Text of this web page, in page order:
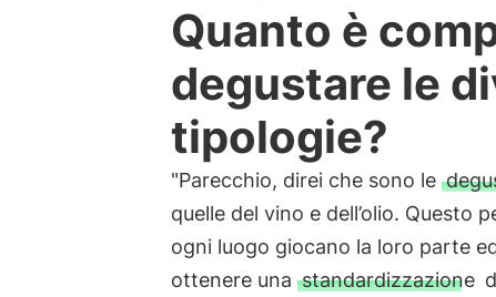
Quanto è
degustare le
tipologie?
"Parecchio, direi che sono le
quelle del vino e dell’olio. Questo
ogni luogo giocano la loro parte
ottenere una standardizzazione